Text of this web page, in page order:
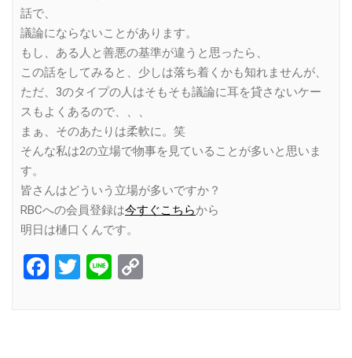
話で、
議論にならないことがあります。
もし、ある人と善悪の基準が違うと思ったら、
この話をしてみると、少しは落ち着くかも知れませんが、
ただ、3のタイプの人はそもそも議論に耳を貸さないケー
スもよくあるので、、、
まぁ、そのあたりは柔軟に。笑
そんな私は2の立場で物事を見ていることが多いと思いま
す。
皆さんはどういう立場が多いですか？
RBCへの会員登録は今すぐこちらから
明日は樋口くんです。
Facebook
Twitter
Line